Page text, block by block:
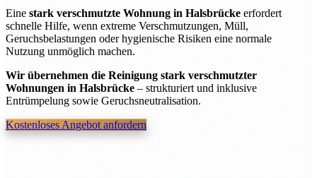
Eine stark verschmutzte Wohnung in Halsbrücke erfordert
schnelle Hilfe, wenn extreme Verschmutzungen, Müll,
Geruchsbelastungen oder hygienische Risiken eine normale
Nutzung unmöglich machen.
Wir übernehmen die Reinigung stark verschmutzter
Wohnungen in Halsbrücke– strukturiert und inklusive
Entrümpelung sowie Geruchsneutralisation.
Kostenloses Angebot anfordern